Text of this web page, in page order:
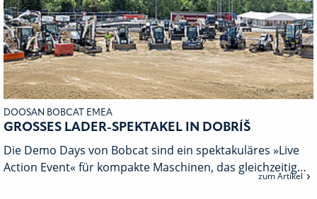
DOOSAN BOBCAT EMEA
GROSSES LADER-SPEKTAKEL IN DOBRÍŠ
Die Demo Days von Bobcat sind ein spektakuläres »Live
Action Event« für kompakte Maschinen, das gleichzeitig…
zum Artikel